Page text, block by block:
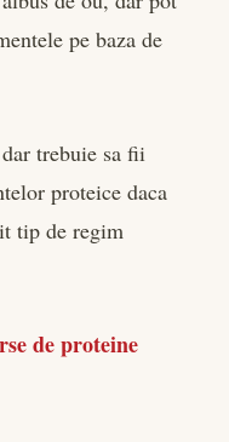
pe baza de
trebuie sa fii
proteice daca
tip de regim
de proteine